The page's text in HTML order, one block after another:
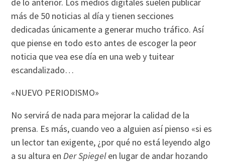
de lo anterior. Los medios digitales suelen publicar
más de 50 noticias al día y tienen secciones
dedicadas únicamente a generar mucho tráfico. Así
que piense en todo esto antes de escoger la peor
noticia que vea ese día en una web y tuitear
escandalizado…
«NUEVO PERIODISMO»
No servirá de nada para mejorar la calidad de la
prensa. Es más, cuando veo a alguien así pienso «si es
un lector tan exigente, ¿por qué no está leyendo algo
a su altura enDer Spiegelen lugar de andar hozando